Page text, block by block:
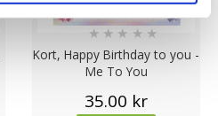
Kort, Happy Birthday to you -
Me To You
★ ★ ★ ★ ★
35.00 kr